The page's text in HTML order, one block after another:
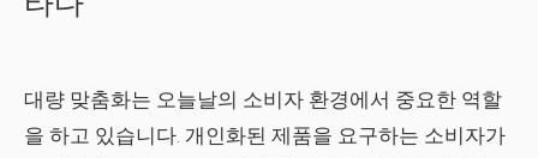
대량 맞춤화는 오늘날의 소비자 환경에서 중요한 역할
을 하고 있습니다. 개인화된 제품을 요구하는 소비자가